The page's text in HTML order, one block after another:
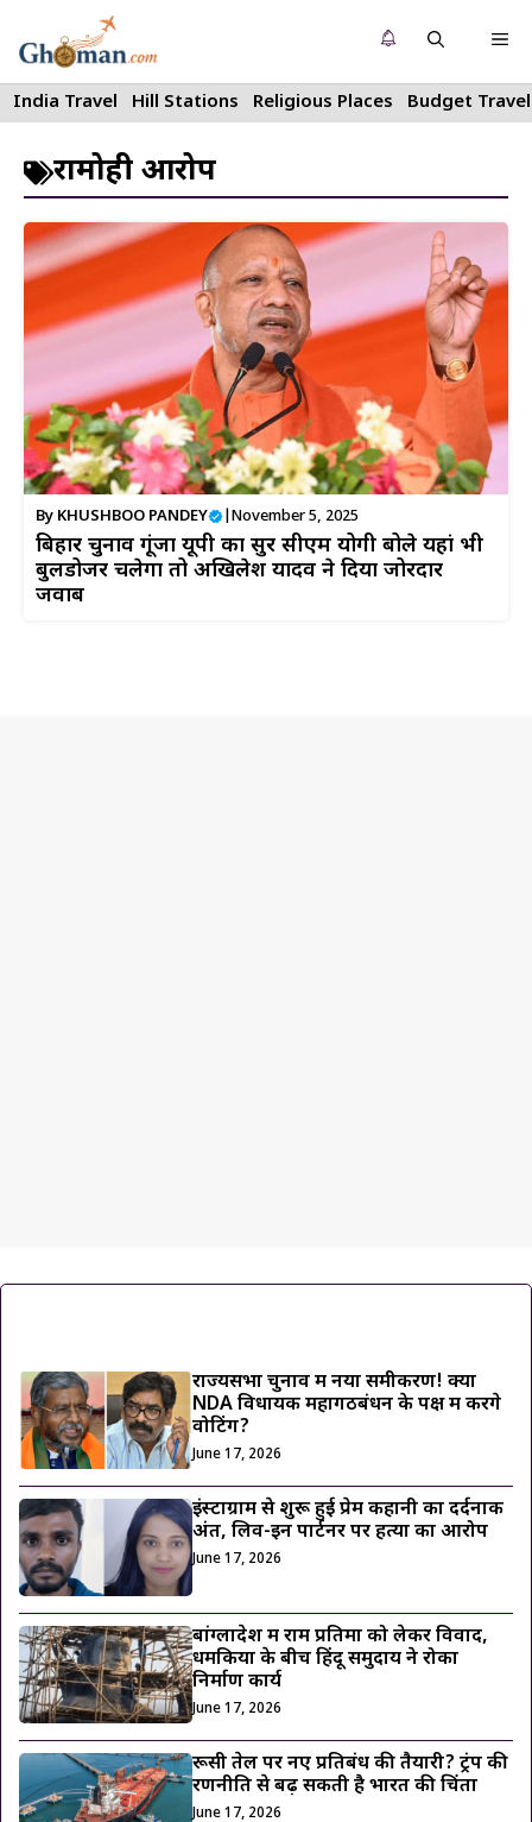
to
content
India Travel Hill Stations Religious Places Budget Travel
रामद्रोही आरोप
By KHUSHBOO PANDEY November 5, 2025
बिहार चुनाव गूंजा यूपी का सुर सीएम योगी बोले यहां भी
बुलडोजर चलेगा तो अखिलेश यादव ने दिया जोरदार
जवाब
राज्यसभा चुनाव में नया समीकरण! क्या
NDA विधायक महागठबंधन के पक्ष में करेंगे
वोटिंग?
June 17, 2026
इंस्टाग्राम से शुरू हुई प्रेम कहानी का दर्दनाक
अंत, लिव-इन पार्टनर पर हत्या का आरोप
June 17, 2026
बांग्लादेश में राम प्रतिमा को लेकर विवाद,
धमकियों के बीच हिंदू समुदाय ने रोका
निर्माण कार्य
June 17, 2026
रूसी तेल पर नए प्रतिबंध की तैयारी? ट्रंप की
रणनीति से बढ़ सकती है भारत की चिंता
June 17, 2026